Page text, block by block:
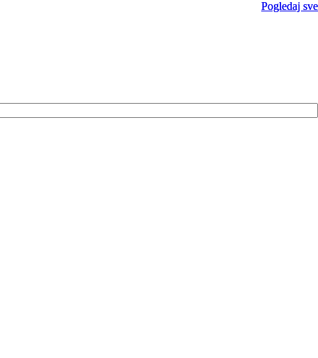
Pogledaj sve
Pogledaj sve